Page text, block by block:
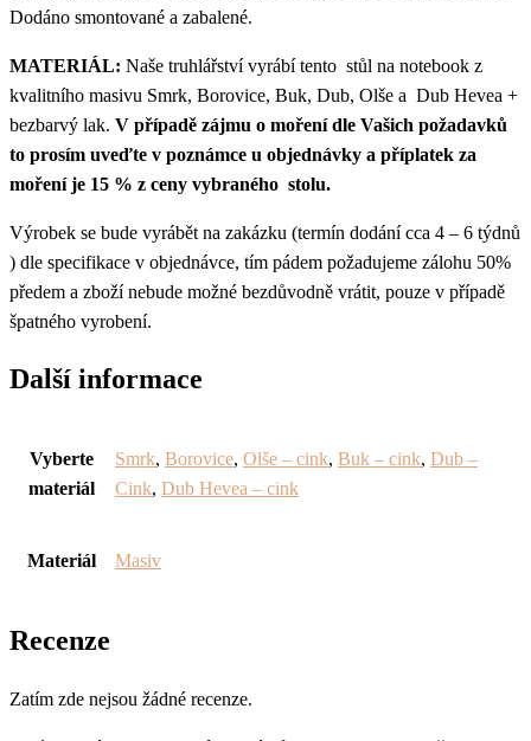
Dodáno smontované a zabalené.
MATERIÁL: Naše truhlářství vyrábí tento stůl na notebook z
kvalitního masivu Smrk, Borovice, Buk, Dub, Olše a Dub Hevea +
bezbarvý lak. V případě zájmu o moření dle Vašich požadavků
to prosím uveďte v poznámce u objednávky a příplatek za
moření je 15 % z ceny vybraného stolu.
Výrobek se bude vyrábět na zakázku (termín dodání cca 4 – 6 týdnů
) dle specifikace v objednávce, tím pádem požadujeme zálohu 50%
předem a zboží nebude možné bezdůvodně vrátit, pouze v případě
špatného vyrobení.
Další informace
Vyberte
materiál
Smrk, Borovice, Olše – cink, Buk – cink, Dub –
Cink, Dub Hevea – cink
Materiál Masiv
Recenze
Zatím zde nejsou žádné recenze.